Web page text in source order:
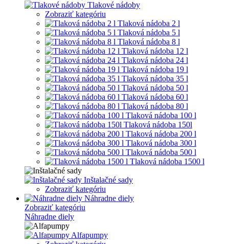
Tlakové nádoby
Zobraziť kategóriu
Tlaková nádoba 2 l
Tlaková nádoba 5 l
Tlaková nádoba 8 l
Tlaková nádoba 12 l
Tlaková nádoba 24 l
Tlaková nádoba 19 l
Tlaková nádoba 35 l
Tlaková nádoba 50 l
Tlaková nádoba 60 l
Tlaková nádoba 80 l
Tlaková nádoba 100 l
Tlaková nádoba 150l
Tlaková nádoba 200 l
Tlaková nádoba 300 l
Tlaková nádoba 500 l
Tlaková nádoba 1500 l
Inštalačné sady
Zobraziť kategóriu
Náhradne diely
Zobraziť kategóriu
Náhradne diely
Alfapumpy